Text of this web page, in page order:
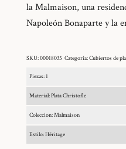
la Malmaison, una
Napoleón Bonaparte y la
SKU:00018035 Categoría:Cubiertos de
Piezas: 1
Material: Plata Christofle
Coleccion: Malmaison
Estilo: Héritage